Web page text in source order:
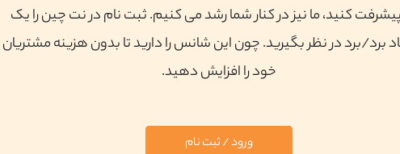
کنید، ما نیز در کنار شما رشد می کنیم. ثبت نام در نت چین را یک
برد/برد در نظر بگیرید. چون این شانس را دارید تا بدون هزینه مشتریان
خود را افزایش دهید.
ورود / ثبت نام